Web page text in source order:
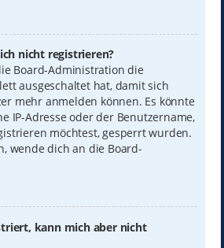
nicht registrieren?
Board-Administration die
ausgeschaltet hat, damit sich
mehr anmelden können. Es könnte
IP-Adresse oder der Benutzername,
möchtest, gesperrt wurden.
wende dich an die Board-
kann mich aber nicht